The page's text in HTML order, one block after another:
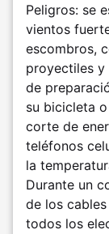
Peligros: se
vientos
escombros,
proyectiles y
de
su bicicleta
corte de
teléfonos
la
Durante un
de los
todos los